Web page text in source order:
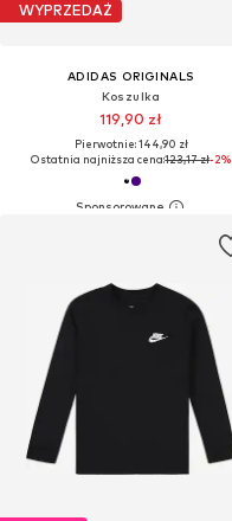
WYPRZEDAŻ
ADIDAS ORIGINALS
Koszulka
119,90 zł
Pierwotnie: 144,90 zł
Ostatnia najniższa cena:123,17 zł-2%